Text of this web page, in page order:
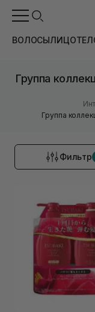
ВОЛОСЫЛИЦО
Группа
Группа
Фильтр